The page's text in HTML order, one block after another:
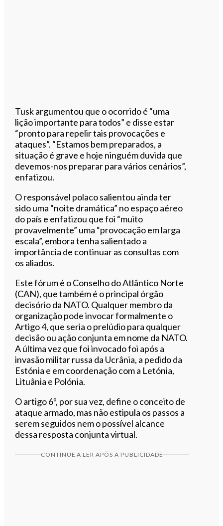
Tusk argumentou que o ocorrido é “uma
lição importante para todos” e disse estar
“pronto para repelir tais provocações e
ataques”. “Estamos bem preparados, a
situação é grave e hoje ninguém duvida que
devemos-nos preparar para vários cenários”,
enfatizou.
O responsável polaco salientou ainda ter
sido uma “noite dramática” no espaço aéreo
do país e enfatizou que foi “muito
provavelmente” uma “provocação em larga
escala”, embora tenha salientado a
importância de continuar as consultas com
os aliados.
Este fórum é o Conselho do Atlântico Norte
(CAN), que também é o principal órgão
decisório da NATO. Qualquer membro da
organização pode invocar formalmente o
Artigo 4, que seria o prelúdio para qualquer
decisão ou ação conjunta em nome da NATO.
A última vez que foi invocado foi após a
invasão militar russa da Ucrânia, a pedido da
Estónia e em coordenação com a Letónia,
Lituânia e Polónia.
O artigo 6º, por sua vez, define o conceito de
ataque armado, mas não estipula os passos a
serem seguidos nem o possível alcance
dessa resposta conjunta virtual.
CONTINUE A LER APÓS A PUBLICIDADE